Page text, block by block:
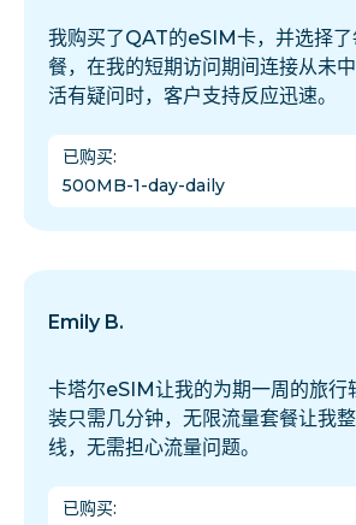
我购买了QAT的eSIM卡，并选择
餐，在我的短期访问期间连接从未
活有疑问时，客户支持反应迅速。
已购买:
500MB-1-day-daily
Emily B.
卡塔尔eSIM让我的为期一周的旅行
装只需几分钟，无限流量套餐让我
线，无需担心流量问题。
已购买: